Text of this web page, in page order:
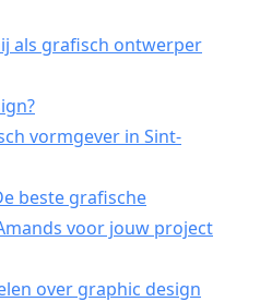
als grafisch ontwerper
vormgever in Sint-
beste grafische
voor jouw project
over graphic design